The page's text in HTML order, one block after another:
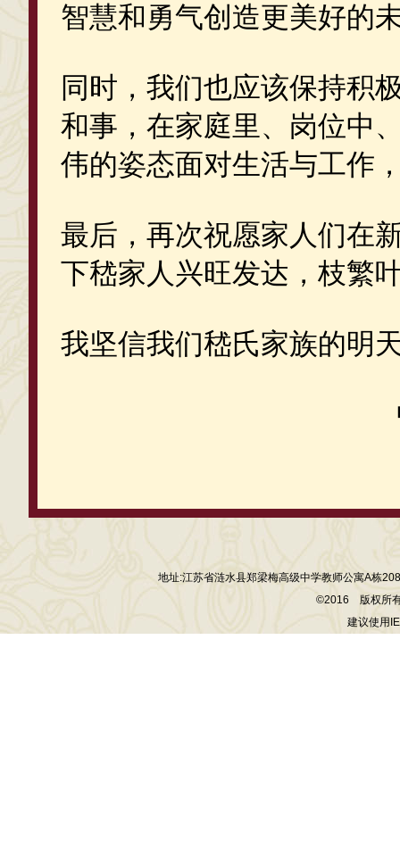
智慧和勇气创造更美好的
同时，我们也应该保持积
和事，在家庭里、岗位中
伟的姿态面对生活与工作
最后，再次祝愿家人们在
下嵇家人兴旺发达，枝繁
我坚信我们嵇氏家族的明
地址:江苏省涟水县郑梁梅高级中学教师公寓A栋
©2016 版权所
建议使用